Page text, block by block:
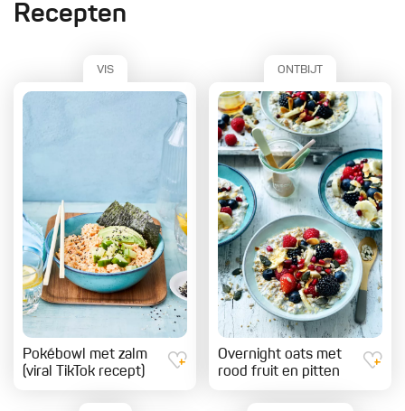
Recepten
VIS
Pokébowl met zalm
(viral TikTok recept)
ONTBIJT
Overnight oats met
rood fruit en pitten